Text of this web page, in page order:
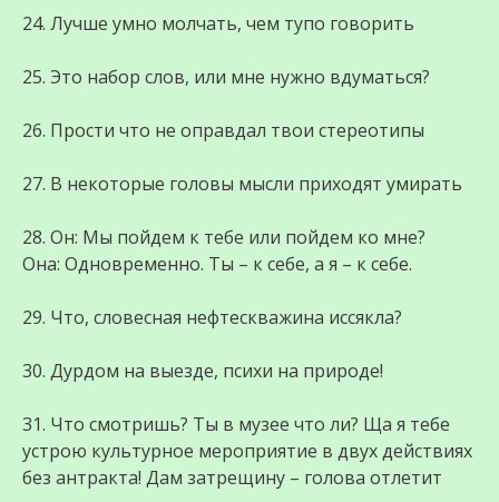
24. Лучше умно молчать, чем тупо говорить
25. Это набор слов, или мне нужно вдуматься?
26. Прости что не оправдал твои стереотипы
27. В некоторые головы мысли приходят умирать
28. Он: Мы пойдем к тебе или пойдем ко мне?
Она: Одновременно. Ты – к себе, а я – к себе.
29. Что, словесная нефтескважина иссякла?
30. Дурдом на выезде, психи на природе!
31. Что смотришь? Ты в музее что ли? Ща я тебе
устрою культурное мероприятие в двух действиях
без антракта! Дам затрещину – голова отлетит